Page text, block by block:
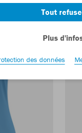
Tout
Plus
des données